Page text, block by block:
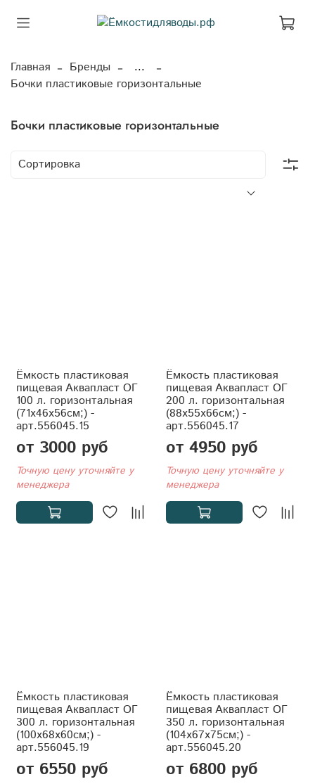
Главная Бренды
...
Бочки пластиковые горизонтальные
Бочки пластиковые горизонтальные
Ёмкость пластиковая
пищевая Аквапласт ОГ
100 л. горизонтальная
(71x46x56см;) -
арт.556045.15
от 3000 руб
Точную цену уточняйте у
менеджера
Ёмкость пластиковая
пищевая Аквапласт ОГ
200 л. горизонтальная
(88x55x66см;) -
арт.556045.17
от 4950 руб
Точную цену уточняйте у
менеджера
Ёмкость пластиковая
пищевая Аквапласт ОГ
300 л. горизонтальная
(100x68x60см;) -
арт.556045.19
от 6550 руб
Ёмкость пластиковая
пищевая Аквапласт ОГ
350 л. горизонтальная
(104x67x75см;) -
арт.556045.20
от 6800 руб